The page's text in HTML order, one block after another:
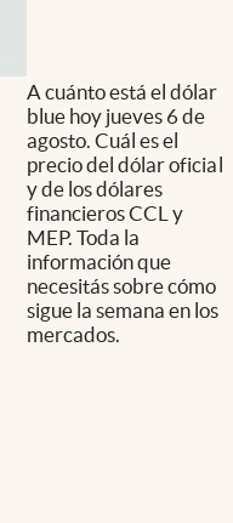
A cuánto está el dólar
blue hoy jueves 6 de
agosto. Cuál es el
precio del dólar oficial
y de los dólares
financieros CCL y
MEP. Toda la
información que
necesitás sobre cómo
sigue la semana en los
mercados.